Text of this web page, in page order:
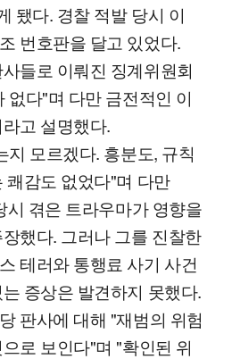
됐다. 경찰 적발 당시 이
번호판을 달고 있었다.
들로 이뤄진 징계위원회
없다"며 다만 금전적인 이
고 설명했다.
지 모르겠다. 흥분도, 규칙
쾌감도 없었다"며 다만
겪은 트라우마가 영향을
했다. 그러나 그를 진찰한
테러와 통행료 사기 사건
증상은 발견하지 못했다.
판사에 대해 "재범의 위험
로 보인다"며 "확인된 위